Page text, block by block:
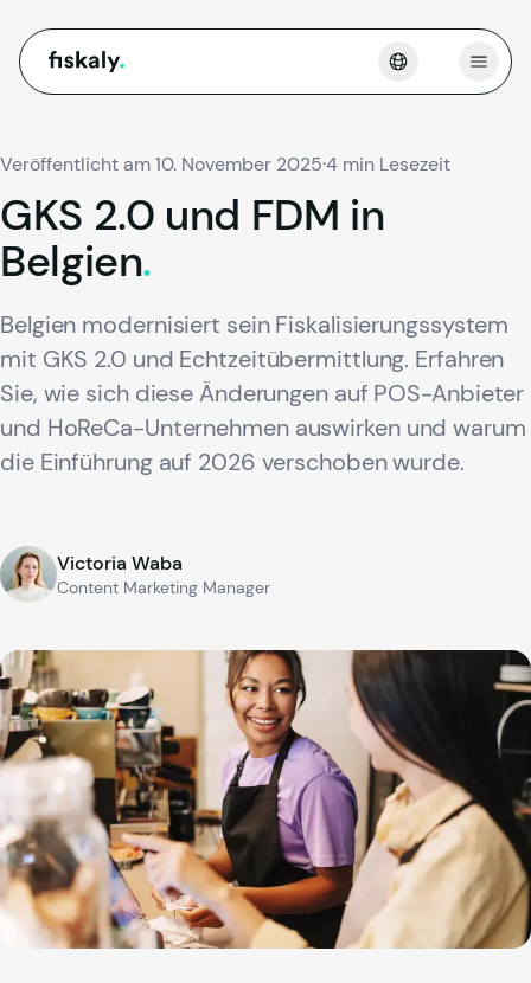
fiskaly. Menü
Veröffentlicht am 10. November 2025·4 min Lesezeit
GKS 2.0 und FDM in
Belgien.
Belgien modernisiert sein Fiskalisierungssystem
mit GKS 2.0 und Echtzeitübermittlung. Erfahren
Sie, wie sich diese Änderungen auf POS-Anbieter
und HoReCa-Unternehmen auswirken und warum
die Einführung auf 2026 verschoben wurde.
Victoria Waba
Content Marketing Manager